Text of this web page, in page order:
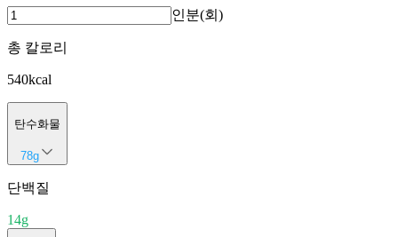
인분(회)
총 칼로리
540kcal
탄수화물
78g
단백질
14g